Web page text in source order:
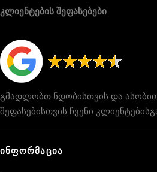
კლიენტების შეფასებები
გმადლობთ ნდობისთვის და
შეფასებისთვის ჩვენი
ᲘᲜᲤᲝᲠᲛᲐᲪᲘᲐ